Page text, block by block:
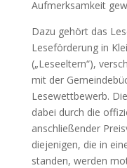
Aufmerksamkeit
Dazu gehört das
Leseförderung in
(„Leseeltern“),
mit der
Lesewettbewerb.
dabei durch die
anschließender
diejenigen, die in
standen, werden